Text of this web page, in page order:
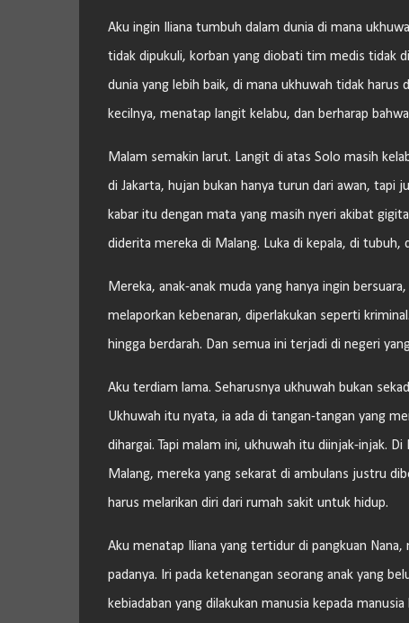
Aku ingin Iliana tumbuh dalam dunia di mana
tidak dipukuli, korban yang diobati tim medis tidak
dunia yang lebih baik, di mana ukhuwah tidak harus
kecilnya, menatap langit kelabu, dan berharap
Malam semakin larut. Langit di atas Solo masih
di Jakarta, hujan bukan hanya turun dari awan, tapi
kabar itu dengan mata yang masih nyeri akibat
diderita mereka di Malang. Luka di kepala, di tubuh,
Mereka, anak-anak muda yang hanya ingin
melaporkan kebenaran, diperlakukan seperti
hingga berdarah. Dan semua ini terjadi di negeri
Aku terdiam lama. Seharusnya ukhuwah bukan
Ukhuwah itu nyata, ia ada di tangan-tangan yang
dihargai. Tapi malam ini, ukhuwah itu diinjak-injak.
Malang, mereka yang sekarat di ambulans justru
harus melarikan diri dari rumah sakit untuk hidup.
Aku menatap Iliana yang tertidur di pangkuan
padanya. Iri pada ketenangan seorang anak yang
kebiadaban yang dilakukan manusia kepada